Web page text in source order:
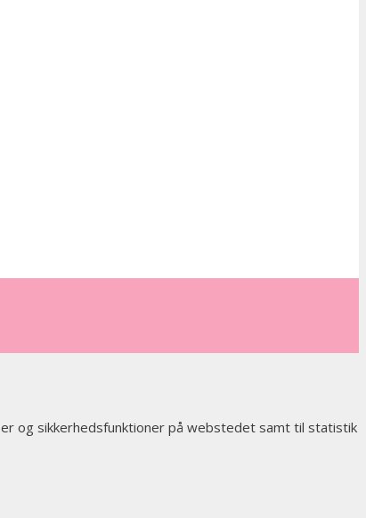
og sikkerhedsfunktioner på webstedet samt til statistik